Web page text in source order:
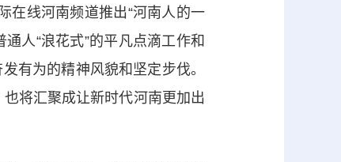
在线河南频道推出“河南人的一
人“浪花式”的平凡点滴工作和
有为的精神风貌和坚定步伐。
将汇聚成让新时代河南更加出